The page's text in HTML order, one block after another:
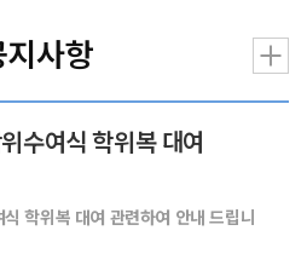
사항
수여식 학위복 대여
학위복 대여 관련하여 안내 드립니